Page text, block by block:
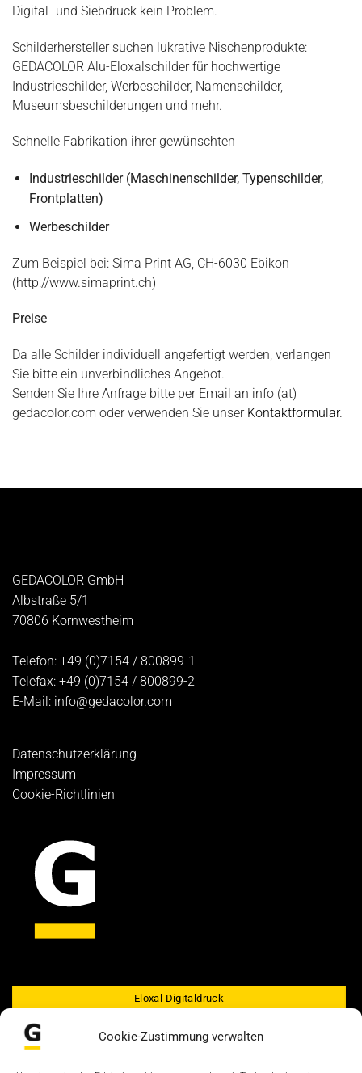
Cookie-Zustimmung verwalten
Digital- und Siebdruck kein Problem.
Schilderhersteller suchen lukrative Nischenprodukte:
GEDACOLOR Alu-Eloxalschilder für hochwertige
Industrieschilder, Werbeschilder, Namenschilder,
Museumsbeschilderungen und mehr.
Schnelle Fabrikation ihrer gewünschten
Industrieschilder (Maschinenschilder, Typenschilder,
Frontplatten)
Werbeschilder
Zum Beispiel bei: Sima Print AG, CH-6030 Ebikon
(http://www.simaprint.ch)
Preise
Da alle Schilder individuell angefertigt werden, verlangen
Sie bitte ein unverbindliches Angebot.
Senden Sie Ihre Anfrage bitte per Email an info (at)
gedacolor.com oder verwenden Sie unser Kontaktformular.
GEDACOLOR GmbH
Albstraße 5/1
70806 Kornwestheim
Telefon: +49 (0)7154 / 800899-1
Telefax: +49 (0)7154 / 800899-2
E-Mail: info@gedacolor.com
Datenschutzerklärung
Impressum
Cookie-Richtlinien
Eloxal Digitaldruck
GEDALU Eloxal-Siebdruck